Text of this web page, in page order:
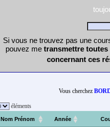
Si vous ne trouvez pas une
pouvez me transmettre
concernant ces
Vous cherchez
éléments
Nom Prénom Année